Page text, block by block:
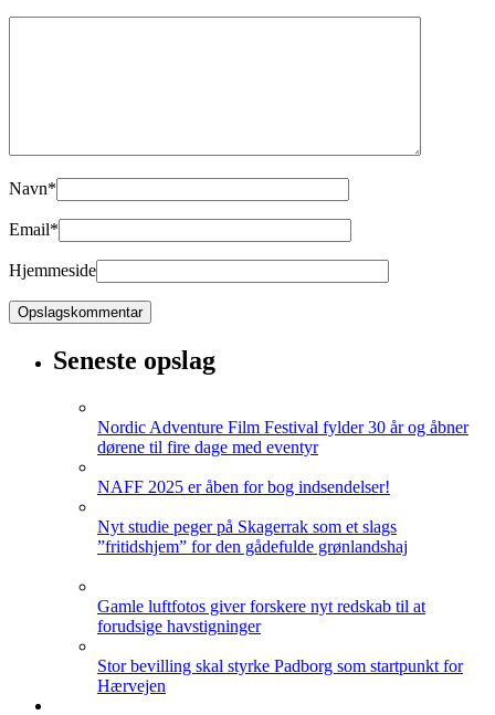
Navn*
Email*
Hjemmeside
Seneste opslag
Nordic Adventure Film Festival fylder 30 år og åbner
dørene til fire dage med eventyr
NAFF 2025 er åben for bog indsendelser!
Nyt studie peger på Skagerrak som et slags
”fritidshjem” for den gådefulde grønlandshaj
Gamle luftfotos giver forskere nyt redskab til at
forudsige havstigninger
Stor bevilling skal styrke Padborg som startpunkt for
Hærvejen